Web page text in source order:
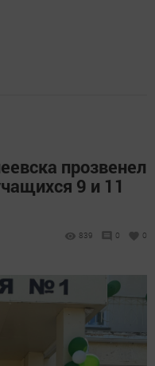
прозвенел
9 и 11
839 0 0